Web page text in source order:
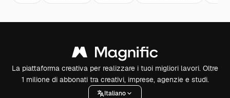
La piattaforma creativa per realizzare i tuoi migliori lavori. Oltre
1 milione di abbonati tra creativi, imprese, agenzie e studi.
Italiano